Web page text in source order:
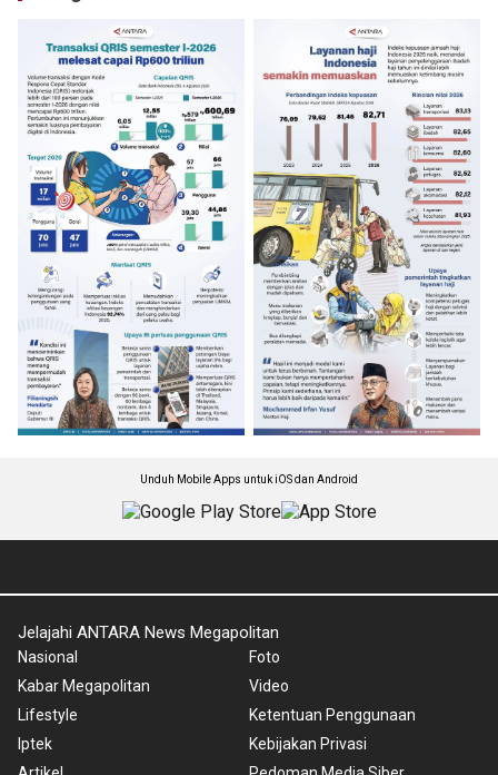
Unduh Mobile Apps untuk iOS dan Android
Jelajahi ANTARA News Megapolitan
Nasional
Kabar Megapolitan
Lifestyle
Iptek
Foto
Video
Ketentuan Penggunaan
Kebijakan Privasi